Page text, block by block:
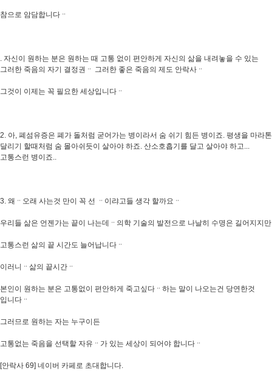
참으로 암담합니다ᆢ
. 자신이 원하는 분은 원하는 때 고통 없이 편안하게 자신의 삶을 내려놓을 수 있는
그러한 죽음의 자기 결정권ᆢ 그러한 좋은 죽음의 제도 안락사ᆢ
그것이 이제는 꼭 필요한 세상입니다ᆢ
2. 아, 폐섬유증은 폐가 돌처럼 굳어가는 병이라서 숨 쉬기 힘든 병이죠. 평생을 마라톤
달리기 할때처럼 숨 몰아쉬듯이 살아야 하죠. 산소호흡기를 달고 살아야 하고...
고통스런 병이죠..
3. 왜ᆢ오래 사는것 만이 꼭 선 ᆢ이랴고들 생각 할까요ᆢ
우리들 삶은 언젠가는 끝이 나는데ᆢ의학 기술의 발전으로 나날히 수명은 길어지지만
고통스런 삶의 끝 시간도 늘어납니다ᆢ
이러니ᆢ삶의 끝시간ᆢ
본인이 원하는 분은 고통없이 편안하게 죽고싶다ᆢ하는 말이 나오는건 당연한것
입니다ᆢ
그러므로 원하는 자는 누구이든
고통없는 죽음을 선택할 자유ᆢ가 있는 세상이 되어야 합니다ᆢ
[안락사 69] 네이버 카페로 초대합니다.